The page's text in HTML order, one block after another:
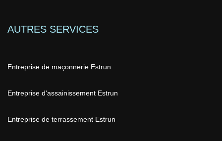
AUTRES SERVICES
Entreprise de maçonnerie Estrun
Entreprise d'assainissement Estrun
Entreprise de terrassement Estrun